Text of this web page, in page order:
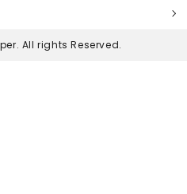
All rights Reserved.